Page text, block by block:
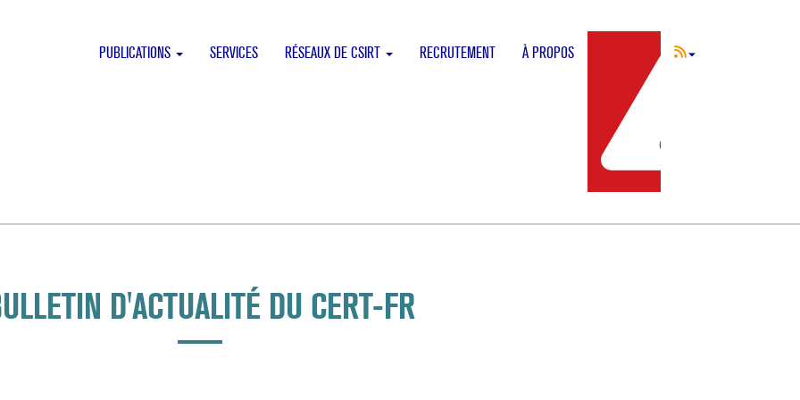
PUBLICATIONS SERVICES RÉSEAUX DE CSIRT RECRUTEMENT À PROPOS
D'ACTUALITÉ DU CERT-FR